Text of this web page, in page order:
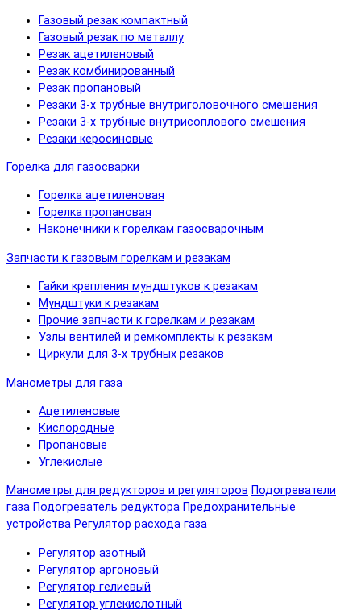
Газовый резак компактный
Газовый резак по металлу
Резак ацетиленовый
Резак комбинированный
Резак пропановый
Резаки 3-х трубные внутриголовочного смешения
Резаки 3-х трубные внутрисоплового смешения
Резаки керосиновые
Горелка для газосварки
Горелка ацетиленовая
Горелка пропановая
Наконечники к горелкам газосварочным
Запчасти к газовым горелкам и резакам
Гайки крепления мундштуков к резакам
Мундштуки к резакам
Прочие запчасти к горелкам и резакам
Узлы вентилей и ремкомплекты к резакам
Циркули для 3-х трубных резаков
Манометры для газа
Ацетиленовые
Кислородные
Пропановые
Углекислые
Манометры для редукторов и регуляторов Подогреватели
газа Подогреватель редуктора Предохранительные
устройства Регулятор расхода газа
Регулятор азотный
Регулятор аргоновый
Регулятор гелиевый
Регулятор углекислотный